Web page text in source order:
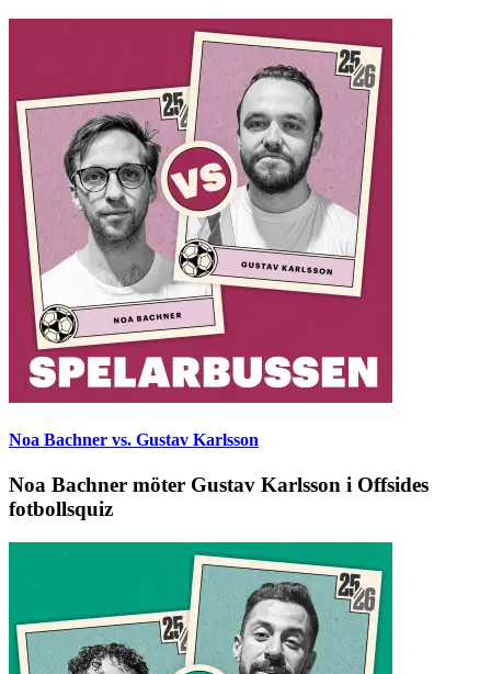
Noa Bachner vs. Gustav Karlsson
Noa Bachner möter Gustav Karlsson i Offsides
fotbollsquiz